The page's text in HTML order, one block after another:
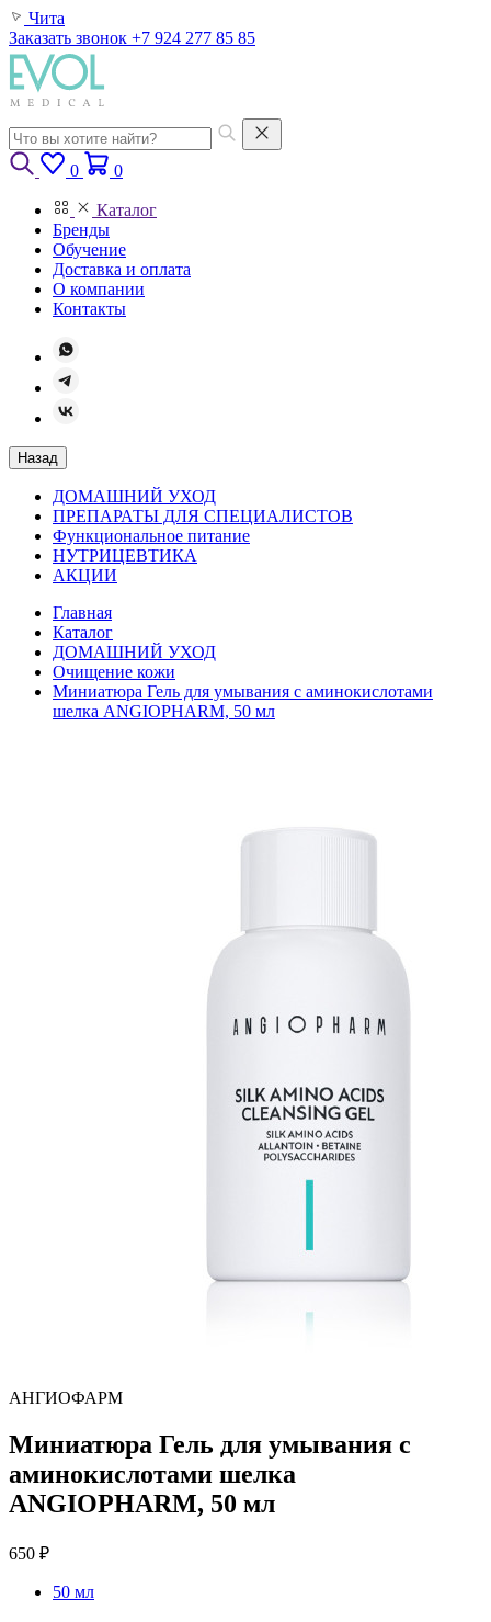
Чита
Заказать звонок +7 924 277 85 85
0 0
Каталог
Бренды
Обучение
Доставка и оплата
О компании
Контакты
Назад
ДОМАШНИЙ УХОД
ПРЕПАРАТЫ ДЛЯ СПЕЦИАЛИСТОВ
Функциональное питание
НУТРИЦЕВТИКА
АКЦИИ
Главная
Каталог
ДОМАШНИЙ УХОД
Очищение кожи
Миниатюра Гель для умывания с аминокислотами
шелка ANGIOPHARM, 50 мл
АНГИОФАРМ
Миниатюра Гель для умывания с
аминокислотами шелка
ANGIOPHARM, 50 мл
650 ₽
50 мл